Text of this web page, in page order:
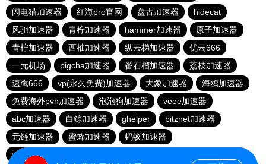
闪电猫加速器
红海pro官网 盘古加速器
hidecat
风驰加速器
青柠加速器 hammer加速器
原子加速器
青柠加速器
西柚加速器 纵云梯加速器
优云666
一元机场
pigcha加速器 番石榴加速器
荔枝加速器
速鹰666
vp(永久免费)加速器 大象加速器
海鸥加速器
免费海外pvn加速器
泡泡狗加速器
veee加速器
abc加速器
白鲸加速器 ghelper
bitznet加速器
元链加速器
蜜蜂加速器
蚂蚁加速器
vp(永久免费)加速器